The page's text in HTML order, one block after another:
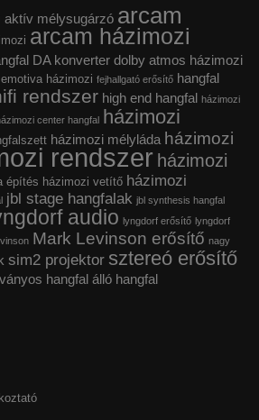
aktív mélysugárzó arcam
arcam házimozi
DA konverter dolby atmos házimozi
emotiva házimozi fejhallgató erősítő hangfal
rendszer high end hangfal házimozi
center hangfal házimozi
házimozi mélyláda házimozi
rendszer házimozi
építés házimozi vetítő házimozi
jbl stage hangfalak jbl synthesis hangfal
audio lyngdorf erősítő lyngdorf
Mark Levinson erősítő nagy
sim2 projektor sztereó erősítő
hangfal álló hangfal